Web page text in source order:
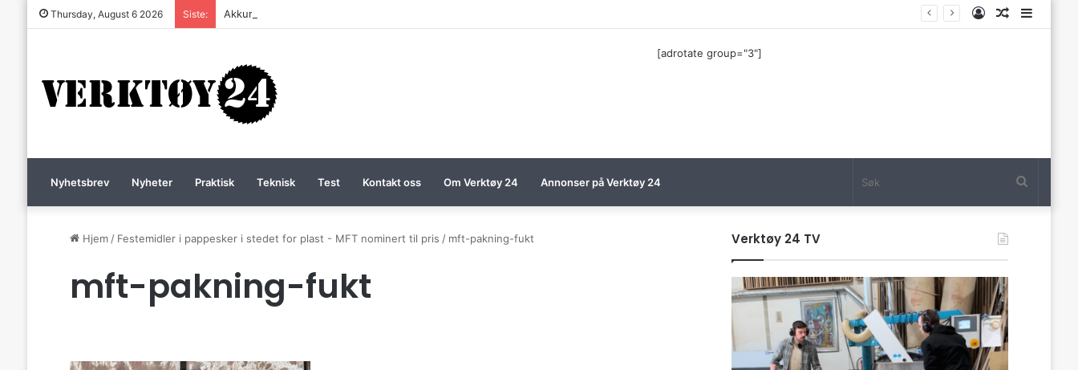
Thursday, August 6 2026 Siste: Akkurat nå er batteri-bordsaga til Festool billigere Sidebar
Tilfeldig
Log
[adrotate group="3"]
Nyhetsbrev Nyheter Praktisk Teknisk Test Kontakt oss Om Verktøy 24 Annonser på Verktøy 24
Hjem / Festemidler i pappesker i stedet for plast - MFT nominert til pris / mft-pakning-fukt
mft-pakning-fukt
Verktøy 24 TV